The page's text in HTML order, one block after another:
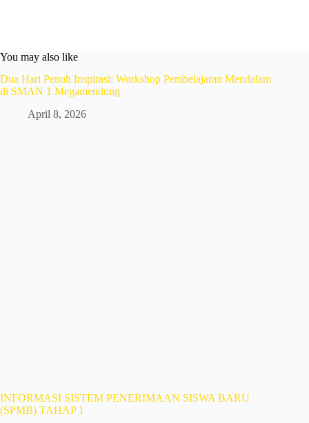
You may also like
Dua Hari Penuh Inspirasi: Workshop Pembelajaran Mendalam
di SMAN 1 Megamendung
April 8, 2026
INFORMASI SISTEM PENERIMAAN SISWA BARU
(SPMB) TAHAP 1